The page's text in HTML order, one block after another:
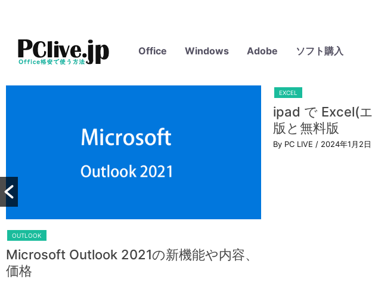
Office Windows Adobe ソフト購入
OUTLOOK
Microsoft Outlook 2021の新機能や内容、
価格
EXCEL
ipad で Excel(
版と無料版
By PC LIVE / 2024年1月2日